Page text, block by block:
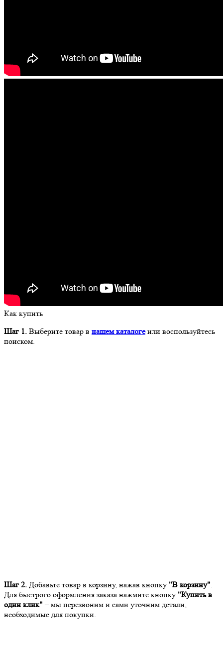
Как купить
Шаг 1. Выберите товар в нашем каталогеили воспользуйтесь
поиском.
Шаг 2. Добавьте товар в корзину, нажав кнопку "В корзину".
Для быстрого оформления заказа нажмите кнопку "Купить в
один клик" – мы перезвоним и сами уточним детали,
необходимые для покупки.